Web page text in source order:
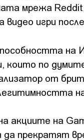
мрежа
игри
които по
от
акциите на
да прекратят